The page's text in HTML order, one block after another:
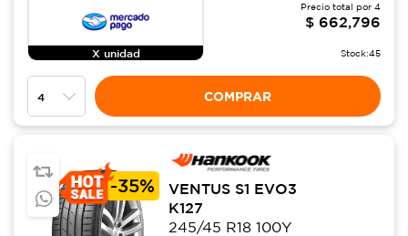
X unidad
Precio total por 4
$ 662,796
Stock:45
COMPRAR
-35%
VENTUS S1 EVO3
K127
245/45 R18 100Y